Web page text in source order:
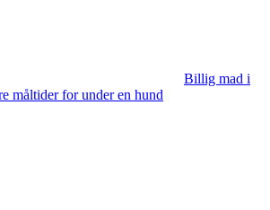
Billig mad i
måltider for under en hund